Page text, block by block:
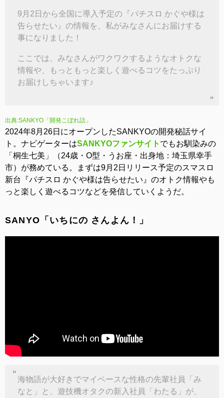
9月2日から全国に導入予定の『パチスロ かぐや様は
告らせたい』の情報を、私がみなさんにお届けする
事になりました！
ここでは、みなさんがワクワクするようなオトクな
情報や、もっともっと楽しく遊べるコツをたっぷり
お届けしちゃいます♪
出典:SANKYO「開発こぼれ話」
2024年8月26日にオープンしたSANKYOの開発秘話サイ
ト。ナビゲーターはSANKYOファンサイト でもお馴染みの
「桐生七美」（24歳・O型・うお座・出身地：埼玉県幸手
市）が務めている。まずは9月2日リリース予定のスマスロ
新台『パチスロ かぐや様は告らせたい』のオトク情報やも
っと楽しく遊べるコツなどを発信していくようだ。
SANYO「いちにの さんよん！」
海物語が大好きでマイペースな性格の先輩社員「み
なと」と、遊技機オタクの新入社員「わたる」が、